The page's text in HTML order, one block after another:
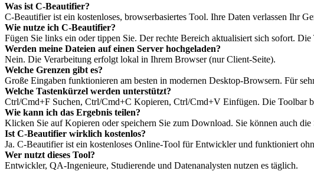
Was ist C‑Beautifier?
C‑Beautifier ist ein kostenloses, browserbasiertes Tool. Ihre Daten verlassen Ihr
Wie nutze ich C‑Beautifier?
Fügen Sie links ein oder tippen Sie. Der rechte Bereich aktualisiert sich sofort.
Werden meine Dateien auf einen Server hochgeladen?
Nein. Die Verarbeitung erfolgt lokal in Ihrem Browser (nur Client‑Seite).
Welche Grenzen gibt es?
Große Eingaben funktionieren am besten in modernen Desktop‑Browsern. Für
Welche Tastenkürzel werden unterstützt?
Ctrl/Cmd+F Suchen, Ctrl/Cmd+C Kopieren, Ctrl/Cmd+V Einfügen. Die Toolbar
Wie kann ich das Ergebnis teilen?
Klicken Sie auf Kopieren oder speichern Sie zum Download. Sie können auch die
Ist C‑Beautifier wirklich kostenlos?
Ja. C‑Beautifier ist ein kostenloses Online‑Tool für Entwickler und funktioniert
Wer nutzt dieses Tool?
Entwickler, QA‑Ingenieure, Studierende und Datenanalysten nutzen es täglich.